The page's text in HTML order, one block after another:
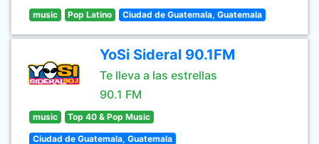
music Pop Latino Ciudad de Guatemala, Guatemala
YoSi Sideral 90.1FM
Te lleva a las estrellas
90.1 FM
music Top 40 & Pop Music
Ciudad de Guatemala, Guatemala